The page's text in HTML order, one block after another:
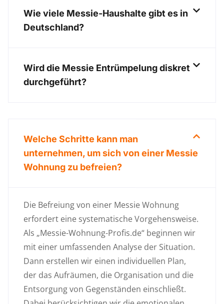
Wie viele Messie-Haushalte gibt es in
Deutschland?
Wird die Messie Entrümpelung diskret
durchgeführt?
Welche Schritte kann man
unternehmen, um sich von einer Messie
Wohnung zu befreien?
Die Befreiung von einer Messie Wohnung
erfordert eine systematische Vorgehensweise.
Als „Messie-Wohnung-Profis.de“ beginnen wir
mit einer umfassenden Analyse der Situation.
Dann erstellen wir einen individuellen Plan,
der das Aufräumen, die Organisation und die
Entsorgung von Gegenständen einschließt.